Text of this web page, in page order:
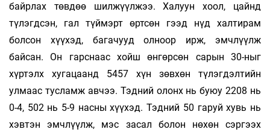
байрлах төвдөө шилжүүлжээ. Халуун хоол, цайнд
түлэгдсэн, гал түймэрт өртсөн гээд нүд халтирам
болсон хүүхэд, багачууд олноор ирж, эмчлүүлж
байсан. Он гарснаас хойш өнгөрсөн сарын 30-ныг
хүртэлх хугацаанд 5457 хүн зөвхөн түлэгдэлтийн
улмаас тусламж авчээ. Тэдний олонх нь буюу 2208 нь
0-4, 502 нь 5-9 насны хүүхэд. Тэдний 50 гаруй хувь нь
хэвтэн эмчлүүлж, мэс засал болон нөхөн сэргээх